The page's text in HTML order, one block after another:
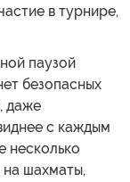
в турнире,
паузой
безопасных
даже
с каждым
несколько
на шахматы,